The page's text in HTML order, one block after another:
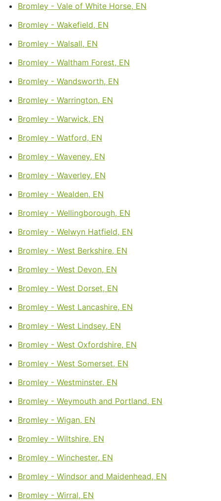
Bromley - Vale of White Horse, EN
Bromley - Wakefield, EN
Bromley - Walsall, EN
Bromley - Waltham Forest, EN
Bromley - Wandsworth, EN
Bromley - Warrington, EN
Bromley - Warwick, EN
Bromley - Watford, EN
Bromley - Waveney, EN
Bromley - Waverley, EN
Bromley - Wealden, EN
Bromley - Wellingborough, EN
Bromley - Welwyn Hatfield, EN
Bromley - West Berkshire, EN
Bromley - West Devon, EN
Bromley - West Dorset, EN
Bromley - West Lancashire, EN
Bromley - West Lindsey, EN
Bromley - West Oxfordshire, EN
Bromley - West Somerset, EN
Bromley - Westminster, EN
Bromley - Weymouth and Portland, EN
Bromley - Wigan, EN
Bromley - Wiltshire, EN
Bromley - Winchester, EN
Bromley - Windsor and Maidenhead, EN
Bromley - Wirral, EN